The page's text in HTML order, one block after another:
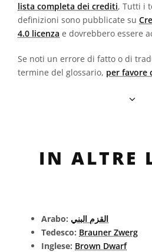
lista completa dei crediti, Tutti i
definizioni sono pubblicate su
4.0 licenza e dovrebbero essere
Se noti un errore di fatto o di
termine del glossario, per favore
IN ALTRE
Arabo: القزم البني
Tedesco: Brauner Zwerg
Inglese: Brown Dwarf